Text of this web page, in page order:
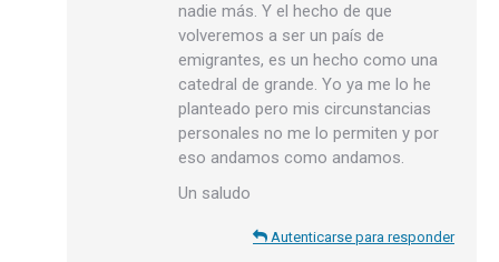
nadie más. Y el hecho de que
volveremos a ser un país de
emigrantes, es un hecho como una
catedral de grande. Yo ya me lo he
planteado pero mis circunstancias
personales no me lo permiten y por
eso andamos como andamos.
Un saludo
Autenticarse para responder